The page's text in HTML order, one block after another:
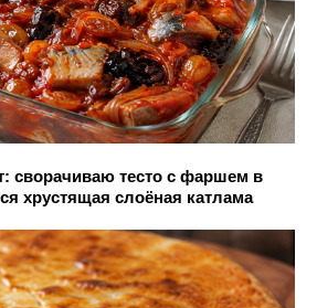
сворачиваю тесто с фаршем в
хрустящая слоёная катлама